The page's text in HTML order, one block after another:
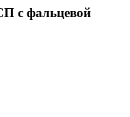
с фальцевой